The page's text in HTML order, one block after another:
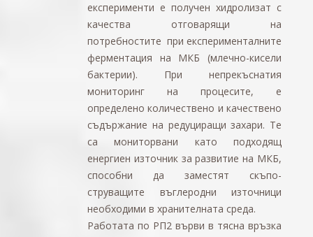
експерименти е получен хидролизат с
качества отговарящи на
потребностите при експерименталните
ферментация на МКБ (млечно-кисели
бактерии). При непрекъснатия
мониторинг на процесите, е
определено количествено и качествено
съдържание на редуциращи захари. Те
са мониторвани като подходящ
енергиен източник за развитие на МКБ,
способни да заместят скъпо-
струващите въглеродни източници
необходими в хранителната среда.
Работата по РП2 върви в тясна връзка